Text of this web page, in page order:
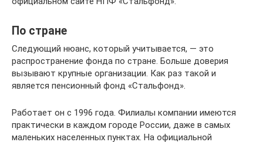
По стране
Следующий нюанс, который учитывается, — это
распространение фонда по стране. Больше доверия
вызывают крупные организации. Как раз такой и
является пенсионный фонд «Стальфонд».
Работает он с 1996 года. Филиалы компании имеются
практически в каждом городе России, даже в самых
маленьких населенных пунктах. На официальной